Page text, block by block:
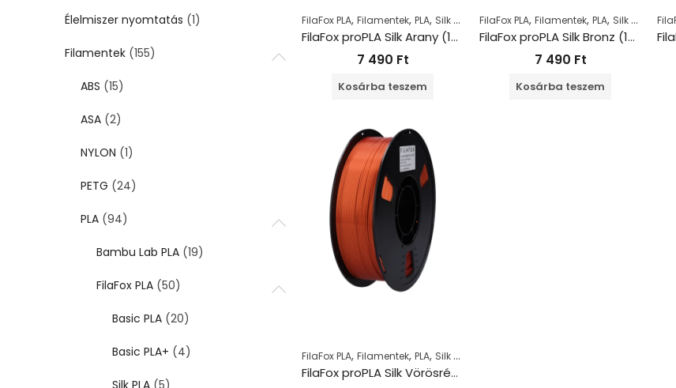
FilaFox PLA, Filamentek, PLA, Silk PLA
FilaFox proPLA Silk Arany (1000g / 1,75mm)
7 490 Ft
Kosárba teszem
FilaFox PLA, Filamentek, PLA, Silk PLA
FilaFox proPLA Silk Bronz (1000g / 1,75mm)
7 490 Ft
Kosárba teszem
FilaFox PLA, Filamentek, PLA, Silk PLA
FilaFox proPLA Silk Vörösréz (1000g / 1,75mm)
Élelmiszer nyomtatás (1)
Filamentek (155)
ABS (15)
ASA (2)
NYLON (1)
PETG (24)
PLA (94)
Bambu Lab PLA (19)
FilaFox PLA (50)
Basic PLA (20)
Basic PLA+ (4)
Silk PLA (5)